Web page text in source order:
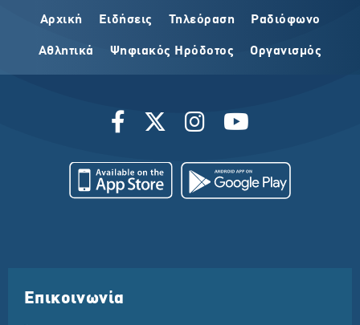
Αρχική Ειδήσεις Τηλεόραση Ραδιόφωνο
Αθλητικά Ψηφιακός Ηρόδοτος Οργανισμός
Επικοινωνία